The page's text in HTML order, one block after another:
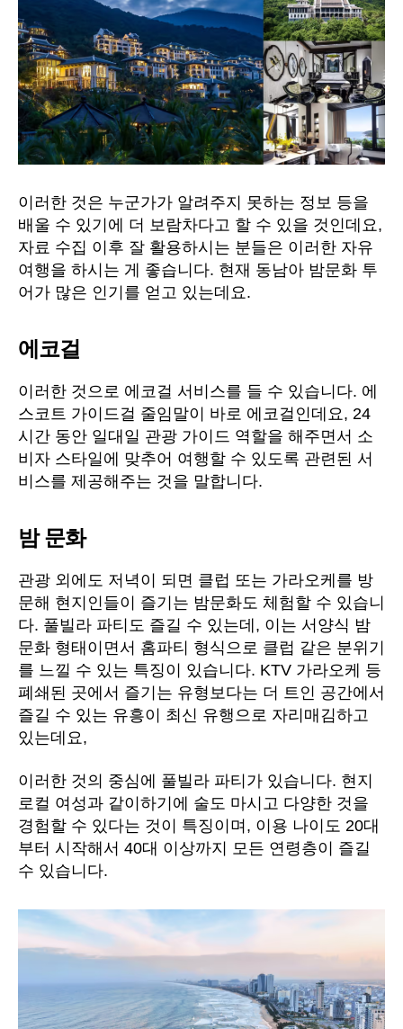
이러한 것은 누군가가 알려주지 못하는 정보 등을
배울 수 있기에 더 보람차다고 할 수 있을 것인데요,
자료 수집 이후 잘 활용하시는 분들은 이러한 자유
여행을 하시는 게 좋습니다. 현재 동남아 밤문화 투
어가 많은 인기를 얻고 있는데요.
에코걸
이러한 것으로 에코걸 서비스를 들 수 있습니다. 에
스코트 가이드걸 줄임말이 바로 에코걸인데요, 24
시간 동안 일대일 관광 가이드 역할을 해주면서 소
비자 스타일에 맞추어 여행할 수 있도록 관련된 서
비스를 제공해주는 것을 말합니다.
밤 문화
관광 외에도 저녁이 되면 클럽 또는 가라오케를 방
문해 현지인들이 즐기는 밤문화도 체험할 수 있습니
다. 풀빌라 파티도 즐길 수 있는데, 이는 서양식 밤
문화 형태이면서 홈파티 형식으로 클럽 같은 분위기
를 느낄 수 있는 특징이 있습니다. KTV 가라오케 등
폐쇄된 곳에서 즐기는 유형보다는 더 트인 공간에서
즐길 수 있는 유흥이 최신 유행으로 자리매김하고
있는데요,
이러한 것의 중심에 풀빌라 파티가 있습니다. 현지
로컬 여성과 같이하기에 술도 마시고 다양한 것을
경험할 수 있다는 것이 특징이며, 이용 나이도 20대
부터 시작해서 40대 이상까지 모든 연령층이 즐길
수 있습니다.